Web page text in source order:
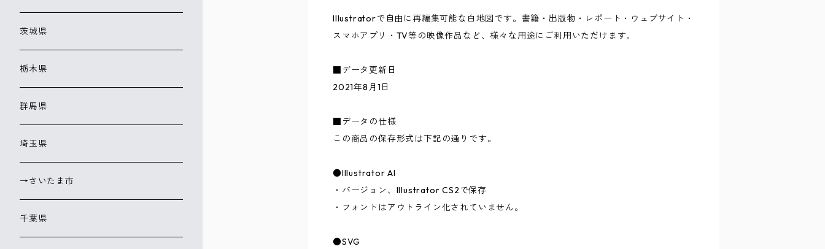
Illustratorで自由に再編集可能な白地図です。書籍・出版物・レポート・ウェブサイト・
スマホアプリ・TV等の映像作品など、様々な用途にご利用いただけます。
■データ更新日
2021年8月1日
■データの仕様
この商品の保存形式は下記の通りです。
●Illustrator AI
・バージョン、Illustrator CS2で保存
・フォントはアウトライン化されていません。
●SVG
茨城県
栃木県
群馬県
埼玉県
→さいたま市
千葉県